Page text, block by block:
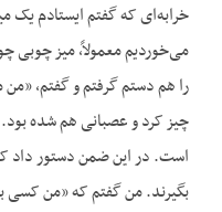
خرابه‌ای که گفتم ایستادم یک
می‌خوردیم معمولاً، میز چوبی
را هم دستم گرفتم و گفتم،
چیز کرد و عصبانی هم شده
است. در این ضمن دستور داد که
بگیرند. من گفتم که «من کسی